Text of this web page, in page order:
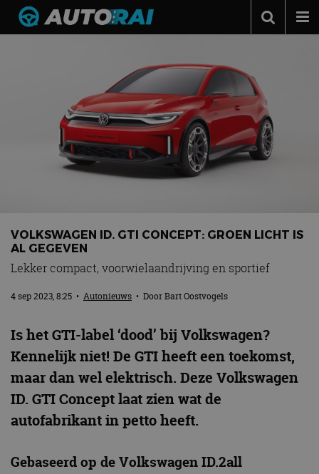
Autotests
Automerken
Adverteren
VOLKSWAGEN ID. GTI CONCEPT: GROEN LICHT IS
AL GEGEVEN
Lekker compact, voorwielaandrijving en sportief
4 sep 2023, 8:25 • Autonieuws • DoorBart Oostvogels
Is het GTI-label ‘dood’ bij Volkswagen?
Kennelijk niet! De GTI heeft een toekomst,
maar dan wel elektrisch. Deze Volkswagen
ID. GTI Concept laat zien wat de
autofabrikant in petto heeft.
Gebaseerd op de Volkswagen ID.2all